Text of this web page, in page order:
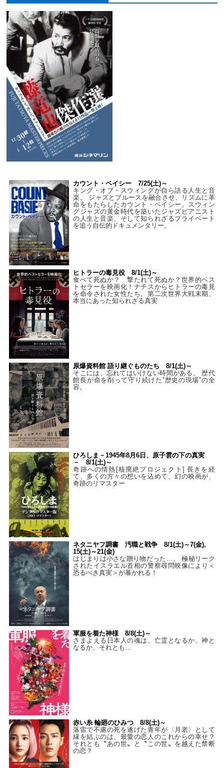
カウント・ベイシー 7/25(土)～
キング・オブ・スウィングが自ら語る人生と音
楽。 ジャズとブルースを融合させ、リズムに革
命をもたらしたカウント・ベイシー。スウィン
グジャズの黄金時代を築いたジャズピアニスト
の人生と音楽、そして知られざるプライベート
を追う自伝的ドキュメンタリー。
ヒトラーの毒見役 8/1(土)～
食べて死ぬか？ 撃たれて死ぬか？世界的ベス
トセラーを映画化！ナチスからヒトラーの毒見
を命令された女性たち。第二次世界大戦末期、
本当にあった知られざる真実
原爆資料館 語り継ぐものたち 8/1(土)～
そこには、忘れてはいけない時間がある。 歴代
館長が命を削って守り続けた”歴史の現場”の全
容。
ひろしま－1945年8月6日、原子雲の下の真実
－ 8/1(土)～
奇跡への情熱[核廃絶プロジェクト] 長きを経
て、多くの方々の想いを込めて、幻の映画が、
奇跡のリマスター
ネタニヤフ調書 汚職と戦争 8/1(土)～7(金),
15(土)～21(金)
はじまりは小さな贈り物だった…。 極秘リーク
されたイスラエル首相の警察尋問映像により＜
恐るべき真実＞が暴かれる！
軍服を着た神様 8/8(土)～
さまよえる日本人の魂は、亡霊となるか、神と
なるか、それとも…
赤い糸 輪廻のひみつ 8/8(土)～
落雷で不慮の死を遂げた青年が〈月老〉として
縁を結ぶのは、最愛の恋人のこれからの幸せ？
それとも〝あの世〟と〝この世〟を越えた禁断
の恋？